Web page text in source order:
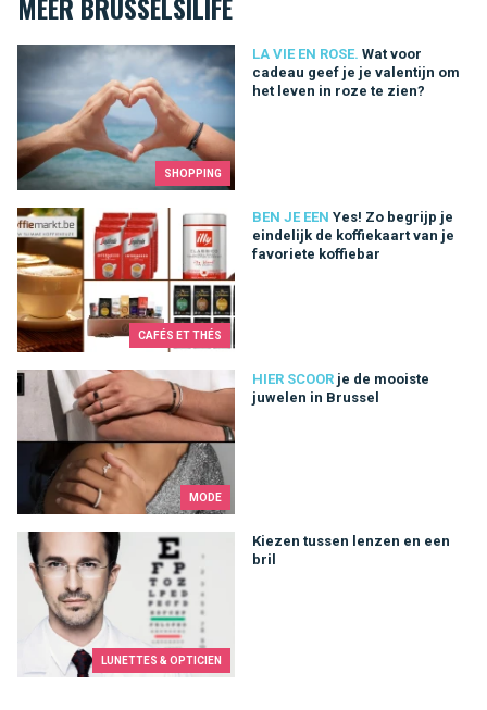
MEER BRUSSELSILIFE
SHOPPING
LA VIE EN ROSE. Wat voor
cadeau geef je je valentijn om
het leven in roze te zien?
Wat voor cadeau geef je je valentijn om het leven in roze te
CAFÉS ET THÉS
BEN JE EEN Yes! Zo begrijp je
eindelijk de koffiekaart van je
favoriete koffiebar
Yes! Zo begrijp je eindelijk de koffiekaart van je favoriete
MODE
HIER SCOOR je de mooiste
juwelen in Brussel
je de mooiste juwelen in Brussel
LUNETTES & OPTICIEN
Kiezen tussen lenzen en een
bril
Kiezen tussen lenzen en een bril